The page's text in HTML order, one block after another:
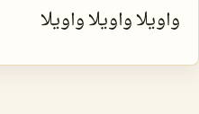
واویلا واویلا واویلا